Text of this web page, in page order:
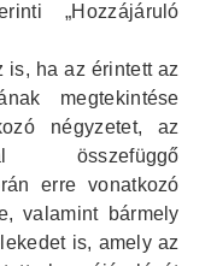
„Hozzájáruló
is, ha az érintett az
megtekintése
négyzetet, az
összefüggő
erre vonatkozó
valamint bármely
is, amely az